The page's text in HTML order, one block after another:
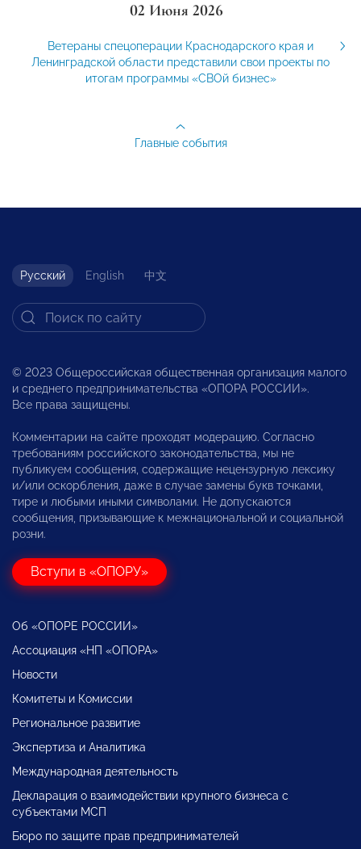
02 Июня 2026
Ветераны спецоперации Краснодарского края и
Ленинградской области представили свои проекты по
итогам программы «СВОй бизнес»
Главные события
Русский English 中文
© 2023 Общероссийская общественная организация малого
и среднего предпринимательства «ОПОРА РОССИИ».
Все права защищены.
Комментарии на сайте проходят модерацию. Согласно
требованиям российского законодательства, мы не
публикуем сообщения, содержащие нецензурную лексику
и/или оскорбления, даже в случае замены букв точками,
тире и любыми иными символами. Не допускаются
сообщения, призывающие к межнациональной и социальной
розни.
Вступи в «ОПОРУ»
Об «ОПОРЕ РОССИИ»
Ассоциация «НП «ОПОРА»
Новости
Комитеты и Комиссии
Региональное развитие
Экспертиза и Аналитика
Международная деятельность
Декларация о взаимодействии крупного бизнеса с
субъектами МСП
Бюро по защите прав предпринимателей